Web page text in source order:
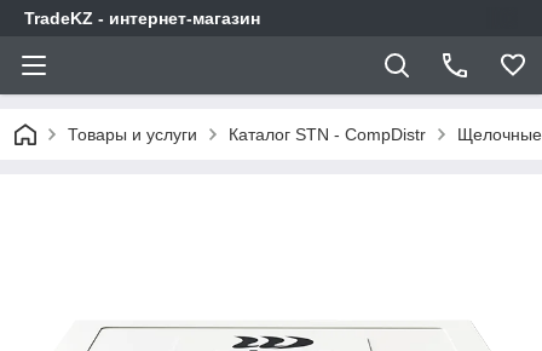
TradeKZ - интернет-магазин
Товары и услуги Каталог STN - CompDistr Щелочные